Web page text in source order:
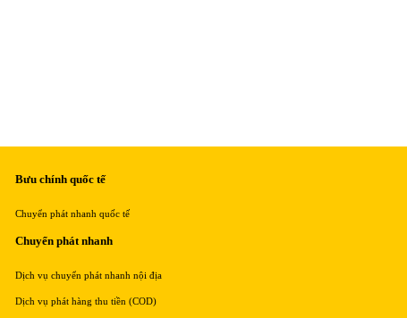
Bưu chính quốc tế
Chuyển phát nhanh quốc tế
Chuyển phát nhanh
Dịch vụ chuyển phát nhanh nội địa
Dịch vụ phát hàng thu tiền (COD)